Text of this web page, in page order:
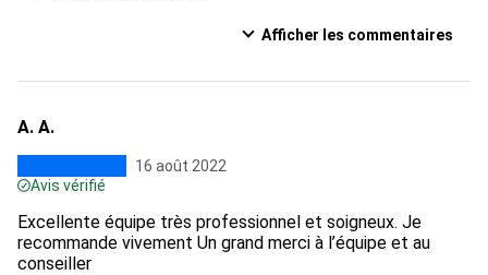
Afficher les commentaires
A. A.
16 août 2022
Avis vérifié
Excellente équipe très professionnel et soigneux. Je
recommande vivement Un grand merci à l’équipe et au
conseiller